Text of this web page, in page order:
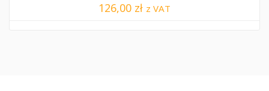
126,00 zł z VAT